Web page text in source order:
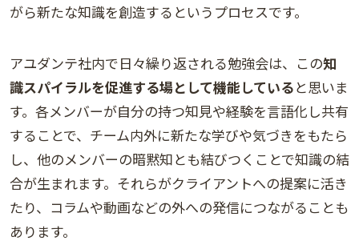
がら新たな知識を創造するというプロセスです。
アユダンテ社内で日々繰り返される勉強会は、この知
識スパイラルを促進する場として機能していると思いま
す。各メンバーが自分の持つ知見や経験を言語化し共有
することで、チーム内外に新たな学びや気づきをもたら
し、他のメンバーの暗黙知とも結びつくことで知識の結
合が生まれます。それらがクライアントへの提案に活き
たり、コラムや動画などの外への発信につながることも
あります。